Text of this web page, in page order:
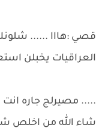
قصي :هااا ......
العراقيات يخبلن
..... مصيرلج جاره انت
شاء الله من اخلص